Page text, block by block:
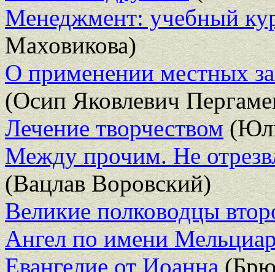
Менеджмент: учебный
Маховикова)
О применении местных
(Осип Яковлевич
Лечение творчеством
Между прочим. Не
(Вацлав Воровский)
Великие полководцы
Ангел по имени
Евангелие от Иоанна